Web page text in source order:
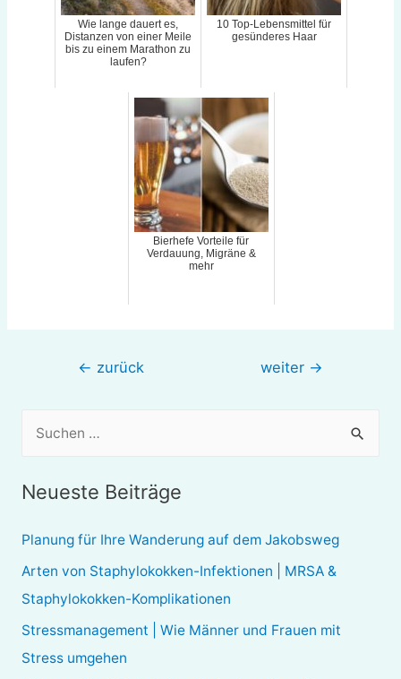
Wie lange dauert es,
Distanzen von einer Meile
bis zu einem Marathon zu
laufen?
10 Top-Lebensmittel für
gesünderes Haar
Bierhefe Vorteile für
Verdauung, Migräne &
mehr
Beitragsnavigation
← zurück weiter →
e
n
n
Neueste Beiträge
Planung für Ihre Wanderung auf dem Jakobsweg
Arten von Staphylokokken-Infektionen | MRSA &
Staphylokokken-Komplikationen
Stressmanagement | Wie Männer und Frauen mit
Stress umgehen